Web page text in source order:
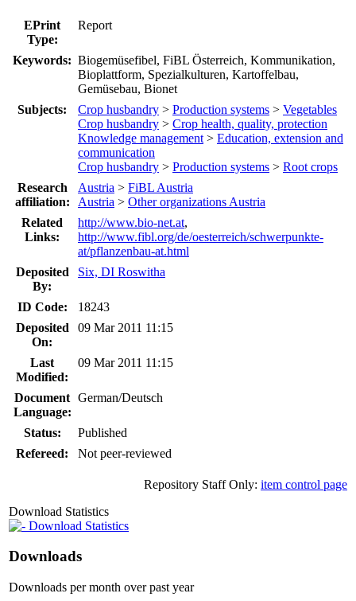
EPrint
Type:
Report
Keywords: Biogemüsefibel, FiBL Österreich, Kommunikation,
Bioplattform, Spezialkulturen, Kartoffelbau,
Gemüsebau, Bionet
Subjects:
Crop husbandry > Production systems > Vegetables
Crop husbandry > Crop health, quality, protection
Knowledge management > Education, extension and
communication
Crop husbandry > Production systems > Root crops
Research
affiliation:
Austria > FiBL Austria
Austria > Other organizations Austria
Related
Links:
http://www.bio-net.at,
http://www.fibl.org/de/oesterreich/schwerpunkte-
at/pflanzenbau-at.html
Deposited
By:
Six, DI Roswitha
ID Code:
18243
Deposited
On:
09 Mar 2011 11:15
Last
Modified:
09 Mar 2011 11:15
Document
Language:
German/Deutsch
Status:
Published
Refereed:
Not peer-reviewed
Repository Staff Only: item control page
Download Statistics
Download Statistics
Downloads
Downloads per month over past year